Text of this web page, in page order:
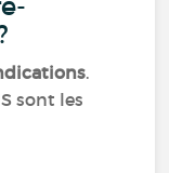
.
sont les